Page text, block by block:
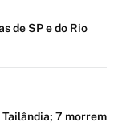
de SP e do Rio
7 morrem